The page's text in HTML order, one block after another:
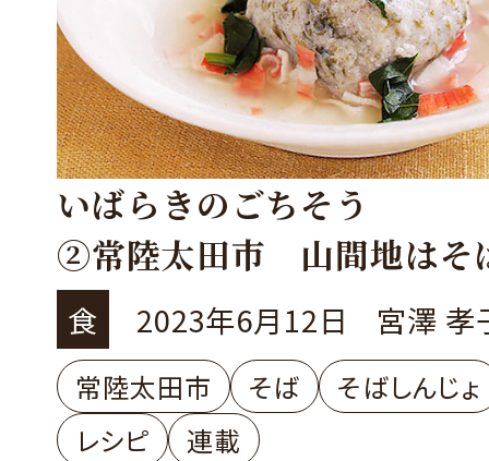
いばらきのごちそう
②常陸太田市 山間地はそ
ウ、南は米どころ
食 2023年6月12日 宮澤 孝
常陸太田市 そば
そばしんじょ
レシピ
連載